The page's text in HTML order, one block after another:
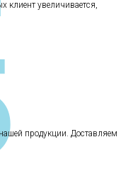
клиент увеличивается,
продукции. Доставляем